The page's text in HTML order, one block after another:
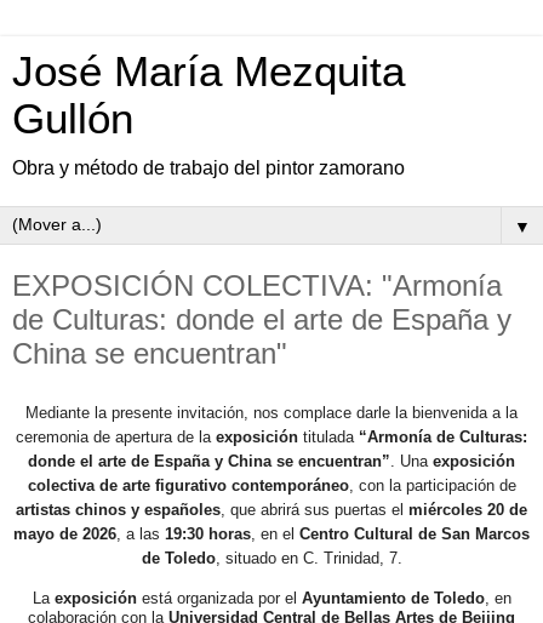
José María Mezquita
Gullón
Obra y método de trabajo del pintor zamorano
▼
EXPOSICIÓN COLECTIVA: "Armonía
de Culturas: donde el arte de España y
China se encuentran"
Mediante la presente invitación, nos complace darle la bienvenida a la
ceremonia de apertura de la exposición titulada “Armonía de Culturas:
donde el arte de España y China se encuentran” . Una exposición
colectiva de arte figurativo contemporáneo, con la participación de
artistas chinos y españoles , que abrirá sus puertas el miércoles 20 de
mayo de 2026 , a las 19:30 horas , en el Centro Cultural de San Marcos
de Toledo, situado en C. Trinidad, 7.
La exposición está organizada por el Ayuntamiento de Toledo, en
colaboración con la Universidad Central de Bellas Artes de Beijing